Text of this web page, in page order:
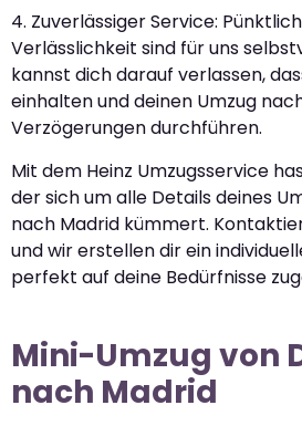
4. Zuverlässiger Service:
Verlässlichkeit sind für uns
kannst dich darauf verlassen,
einhalten und deinen Umzug
Verzögerungen durchführen.
Mit dem Heinz Umzugsservice
der sich um alle Details deines
nach Madrid kümmert.
und wir erstellen dir ein
perfekt auf deine Bedürfnisse
Mini-Umzug von
nach Madrid